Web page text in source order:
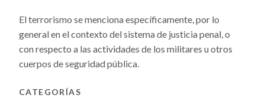
El terrorismo se menciona específicamente, por lo
general en el contexto del sistema de justicia penal, o
con respecto a las actividades de los militares u otros
cuerpos de seguridad pública.
CATEGORÍAS